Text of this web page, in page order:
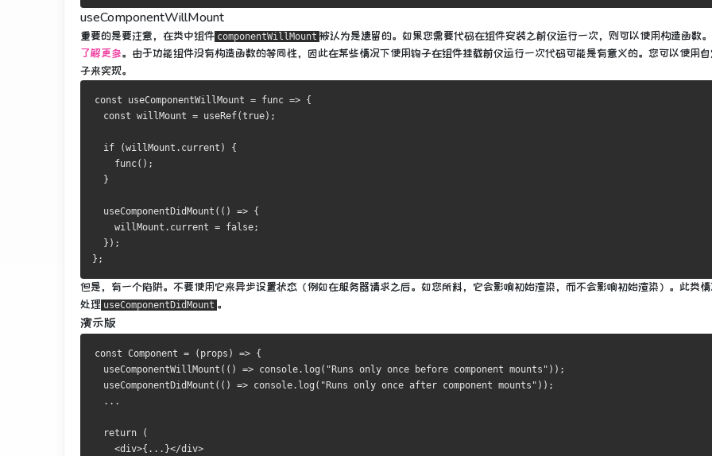
useComponentWillMount
重要的是要注意，在类中组件 componentWillMount 被认为是遗留的。 如果您需要代码在组件安装之前仅运行一次，则可以使用构造函数。
了解更多。 由于功能组件没有构造函数的等同性，因此在某些情况下使用钩子在组件挂载前仅运行一次代码可能是有意义的。 您可以使用
子来实现。
const useComponentWillMount = func => {
  const willMount = useRef(true);
  if (willMount.current) {
    func();
  }
  useComponentDidMount(() => {
    willMount.current = false;
  });
};
但是，有一个陷阱。 不要使用它来异步设置状态（例如在服务器请求之后。如您所料，它会影响初始渲染，而不会影响初始渲染）。 此类
处理 useComponentDidMount 。
演示版
const Component = (props) => {
  useComponentWillMount(() => console.log("Runs only once before component mounts"));
  useComponentDidMount(() => console.log("Runs only once after component mounts"));
  ...
  return (
    <div>{...}</div>